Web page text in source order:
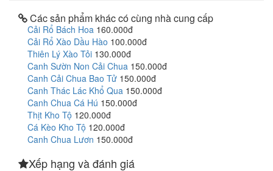
Các sản phẩm khác có cùng nhà cung cấp
Cải Rổ Bách Hoa 160.000đ
Cải Rổ Xào Dầu Hào 100.000đ
Thiên Lý Xào Tỏi 130.000đ
Canh Sườn Non Cải Chua 150.000đ
Canh Cải Chua Bao Tử 150.000đ
Canh Thác Lác Khổ Qua 150.000đ
Canh Chua Cá Hú 150.000đ
Thịt Kho Tộ 120.000đ
Cá Kèo Kho Tộ 120.000đ
Canh Chua Lươn 150.000đ
Xếp hạng và đánh giá